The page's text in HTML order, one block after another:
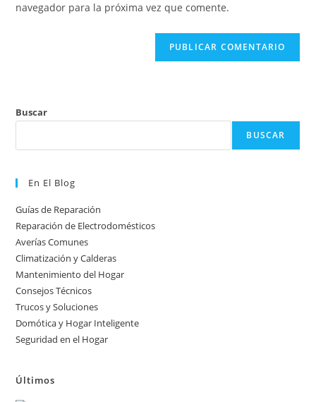
comentar
navegador para la próxima vez que comente.
Buscar
BUSCAR
En El Blog
Guías de Reparación
Reparación de Electrodomésticos
Averías Comunes
Climatización y Calderas
Mantenimiento del Hogar
Consejos Técnicos
Trucos y Soluciones
Domótica y Hogar Inteligente
Seguridad en el Hogar
Últimos